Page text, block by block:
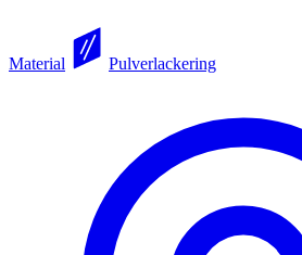
Material Pulverlackering